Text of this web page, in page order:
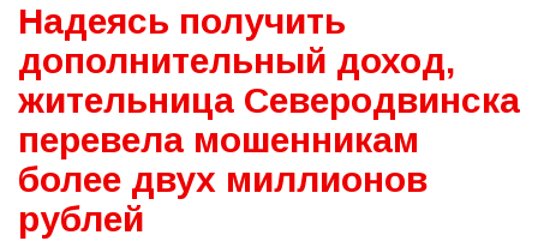
Надеясь получить
дополнительный доход,
жительница Северодвинска
перевела мошенникам
более двух миллионов
рублей